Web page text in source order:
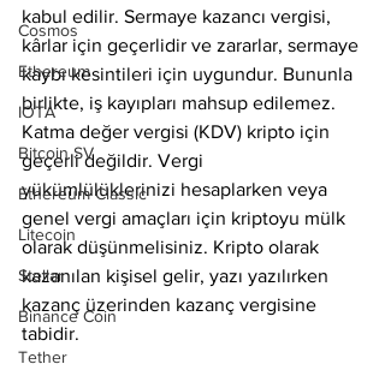
Cosmos
Ethereum
IOTA
Bitcoin SV
Ethereum Classic
Litecoin
Stellar
Binance Coin
Tether
kabul edilir. Sermaye kazancı vergisi,
kârlar için geçerlidir ve zararlar, sermaye
kaybı kesintileri için uygundur. Bununla
birlikte, iş kayıpları mahsup edilemez.
Katma değer vergisi (KDV) kripto için
geçerli değildir. Vergi
yükümlülüklerinizi hesaplarken veya
genel vergi amaçları için kriptoyu mülk
olarak düşünmelisiniz. Kripto olarak
kazanılan kişisel gelir, yazı yazılırken
kazanç üzerinden kazanç vergisine
tabidir.